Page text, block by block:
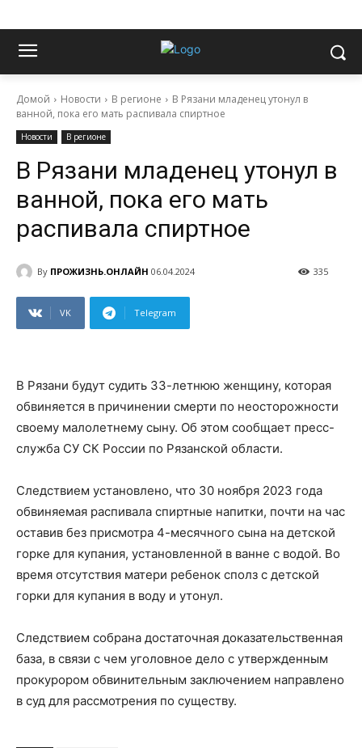
Домой Новости В регионе
В Рязани младенец утонул в
ванной, пока его мать распивала спиртное
Новости В регионе
В Рязани младенец утонул в
ванной, пока его мать
распивала спиртное
By ПРОЖИЗНЬ.ОНЛАЙН 06.04.2024 335
VK Telegram
В Рязани будут судить 33-летнюю женщину, которая
обвиняется в причинении смерти по неосторожности
своему малолетнему сыну. Об этом сообщает пресс-
служба СУ СК России по Рязанской области.
Следствием установлено, что 30 ноября 2023 года
обвиняемая распивала спиртные напитки, почти на час
оставив без присмотра 4-месячного сына на детской
горке для купания, установленной в ванне с водой. Во
время отсутствия матери ребенок сполз с детской
горки для купания в воду и утонул.
Следствием собрана достаточная доказательственная
база, в связи с чем уголовное дело с утвержденным
прокурором обвинительным заключением направлено
в суд для рассмотрения по существу.